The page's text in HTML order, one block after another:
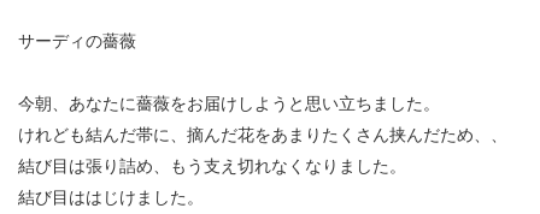
サーディの薔薇
今朝、あなたに薔薇をお届けしようと思い立ちました。
けれども結んだ帯に、摘んだ花をあまりたくさん挟んだため、、
結び目は張り詰め、もう支え切れなくなりました。
結び目ははじけました。